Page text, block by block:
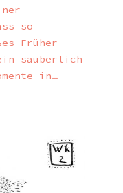
so
Früher
säuberlich
in…